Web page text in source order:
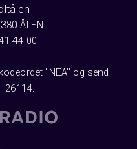
ÅLEN
44 00
"NEA" og send
26114.